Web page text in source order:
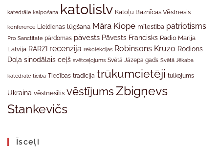
katedrāle kalpošana katolislv Katoļu Baznīcas Vēstnesis
konference Lieldienas lūgšana Māra Kiope mīlestība patriotisms
Pro Sanctitate pārdomas pāvests Pāvests Francisks Radio Marija
Latvija RARZI recenzija rekolekcijas Robinsons Kruzo Rodions
Doļa sinodālais ceļš svētceļojums Svētā Jāzepa gads Svētā Jēkaba
katedrāle ticība Tiecības tradīcija trūkumcietēji tulkojums
Ukraina vēstnesītis vēstījumsZbigņevs
Stankevičs
Īsceļi